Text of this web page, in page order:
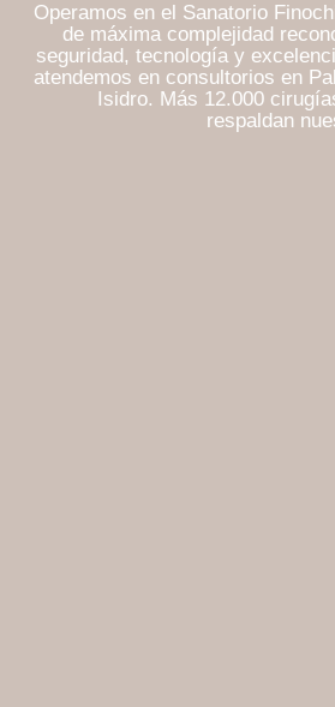
Operamos en el Sanatorio
de máxima complejidad
seguridad, tecnología y
atendemos en consultorios en
Isidro. Más 12.000
respaldan